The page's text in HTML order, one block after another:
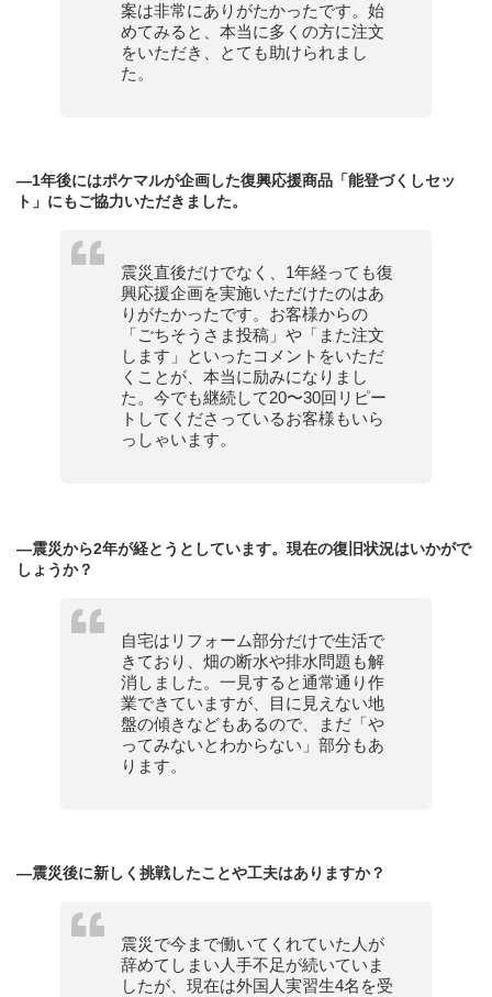
案は非常にありがたかったです。始
めてみると、本当に多くの方に注文
をいただき、とても助けられまし
た。
—1年後にはポケマルが企画した復興応援商品「能登づくしセッ
ト」にもご協力いただきました。
震災直後だけでなく、1年経っても復
興応援企画を実施いただけたのはあ
りがたかったです。お客様からの
「ごちそうさま投稿」や「また注文
します」といったコメントをいただ
くことが、本当に励みになりまし
た。今でも継続して20〜30回リピー
トしてくださっているお客様もいら
っしゃいます。
—震災から2年が経とうとしています。現在の復旧状況はいかがで
しょうか？
自宅はリフォーム部分だけで生活で
きており、畑の断水や排水問題も解
消しました。一見すると通常通り作
業できていますが、目に見えない地
盤の傾きなどもあるので、まだ「や
ってみないとわからない」部分もあ
ります。
—震災後に新しく挑戦したことや工夫はありますか？
震災で今まで働いてくれていた人が
辞めてしまい人手不足が続いていま
したが、現在は外国人実習生4名を受